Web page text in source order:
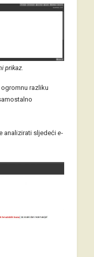
prikaz.
razliku
analizirati sljedeći e-